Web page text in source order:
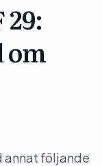
29:
om
annat följande